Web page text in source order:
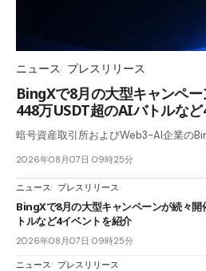
ニュース プレスリリース
BingXで8月の大型キャンペ
448万USDT超のAIバトルな
暗号資産取引所およびWeb3-AI企業の
2026年08月07日 09時25分
ニュース プレスリリース
BingXで8月の大型キャンペーンが続々
トルなど4イベントを紹介
2026年08月07日 09時25分
ニュース プレスリリース